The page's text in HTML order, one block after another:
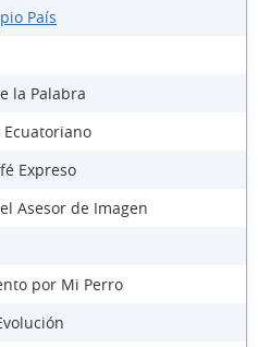
País
la Palabra
Ecuatoriano
Expreso
Asesor de Imagen
por Mi Perro